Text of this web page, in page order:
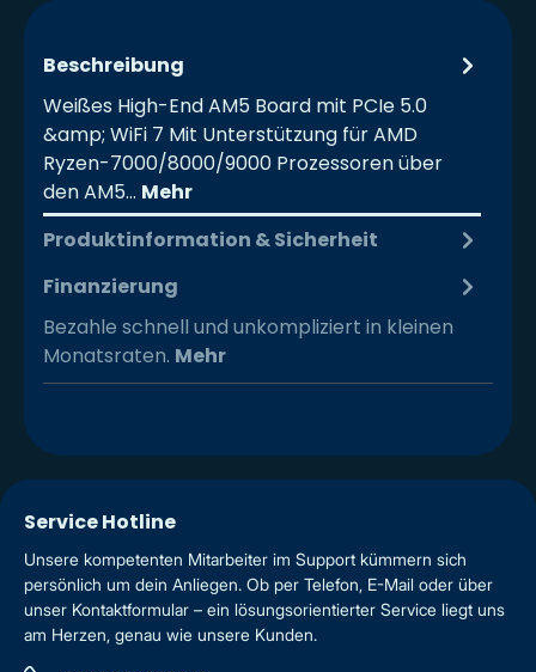
Beschreibung
Weißes High-End AM5 Board mit PCIe 5.0
&amp; WiFi 7 Mit Unterstützung für AMD
Ryzen-7000/8000/9000 Prozessoren über
den AM5… Mehr
Produktinformation & Sicherheit
Finanzierung
Bezahle schnell und unkompliziert in kleinen
Monatsraten. Mehr
Service Hotline
Unsere kompetenten Mitarbeiter im Support kümmern sich
persönlich um dein Anliegen. Ob per Telefon, E-Mail oder über
unser Kontaktformular – ein lösungsorientierter Service liegt uns
am Herzen, genau wie unsere Kunden.